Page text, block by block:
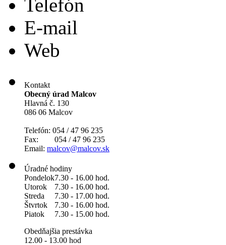
Telefón
E-mail
Web
Kontakt
Obecný úrad Malcov
Hlavná č. 130
086 06 Malcov
Telefón: 054 / 47 96 235
Fax: 054 / 47 96 235
Email: malcov@malcov.sk
Úradné hodiny
Pondelok7.30 - 16.00 hod.
Utorok
7.30 - 16.00 hod.
Streda
7.30 - 17.00 hod.
Štvrtok
7.30 - 16.00 hod.
Piatok
7.30 - 15.00 hod.
Obedňajšia prestávka
12.00 - 13.00 hod